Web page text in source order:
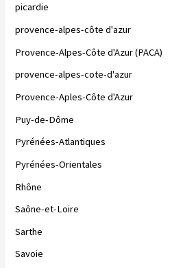
picardie
provence-alpes-côte d'azur
Provence-Alpes-Côte d'Azur (PACA)
provence-alpes-cote-d'azur
Provence-Aples-Côte d'Azur
Puy-de-Dôme
Pyrénées-Atlantiques
Pyrénées-Orientales
Rhône
Saône-et-Loire
Sarthe
Savoie